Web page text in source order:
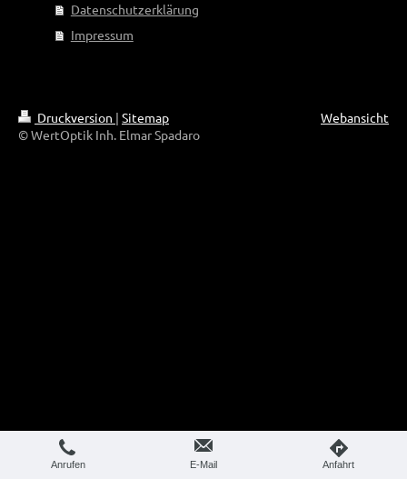
Datenschutzerklärung
Impressum
Druckversion | Sitemap
© WertOptik Inh. Elmar Spadaro
Webansicht
Anrufen E-Mail Anfahrt